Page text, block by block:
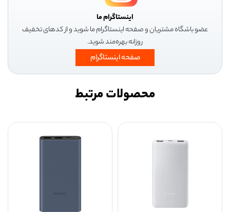
اینستاگرام ما
عضو باشگاه مشتریان و صفحه اینستاگرام ما شوید و از کدهای تخفیف
روزانه بهره‌مند شوید.
صفحه اینستاگرام
محصولات مرتبط